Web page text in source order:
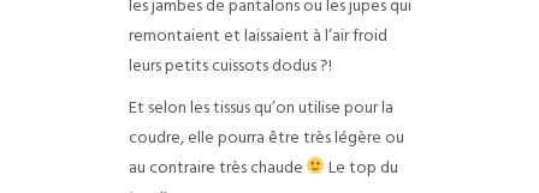
les jambes de pantalons ou les jupes qui
remontaient et laissaient à l’air froid
leurs petits cuissots dodus ?!
Et selon les tissus qu’on utilise pour la
coudre, elle pourra être très légère ou
au contraire très chaude
Le top du